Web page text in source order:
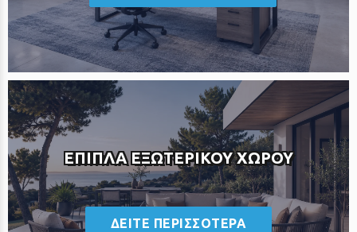
ΕΠΙΠΛΑ ΕΞΩΤΕΡΙΚΟΥ ΧΩΡΟΥ
ΔΕΙΤΕ ΠΕΡΙΣΣΟΤΕΡΑ